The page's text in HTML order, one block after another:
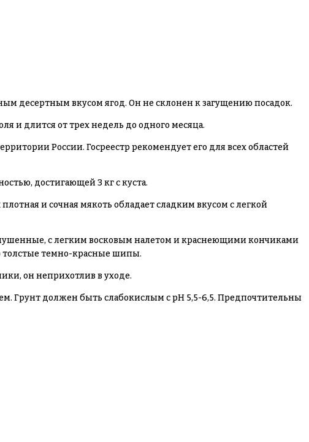
десертным вкусом ягод. Он не склонен к загущению посадок.
и длится от трех недель до одного месяца.
России. Госреестр рекомендует его для всех областей
достигающей 3 кг с куста.
и сочная мякоть обладает сладким вкусом с легкой
с легким восковым налетом и краснеющими кончиками
толстые темно-красные шипы.
он неприхотлив в уходе.
Грунт должен быть слабокислым с pH 5,5-6,5. Предпочтительны